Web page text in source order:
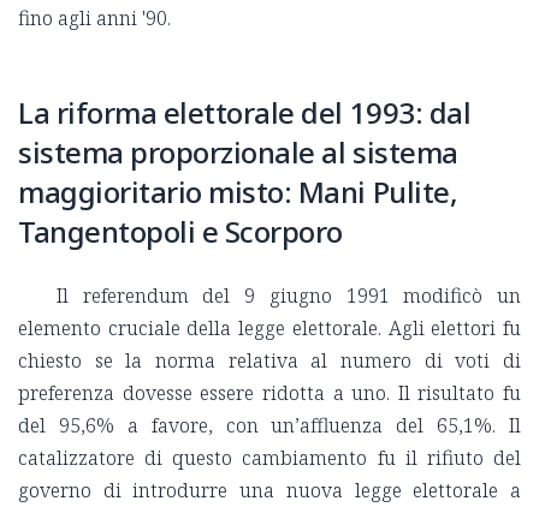
fino agli anni '90.
La riforma elettorale del 1993: dal
sistema proporzionale al sistema
maggioritario misto: Mani Pulite,
Tangentopoli e Scorporo
Il referendum del 9 giugno 1991 modificò un
elemento cruciale della legge elettorale. Agli elettori fu
chiesto se la norma relativa al numero di voti di
preferenza dovesse essere ridotta a uno. Il risultato fu
del 95,6% a favore, con un’affluenza del 65,1%. Il
catalizzatore di questo cambiamento fu il rifiuto del
governo di introdurre una nuova legge elettorale a